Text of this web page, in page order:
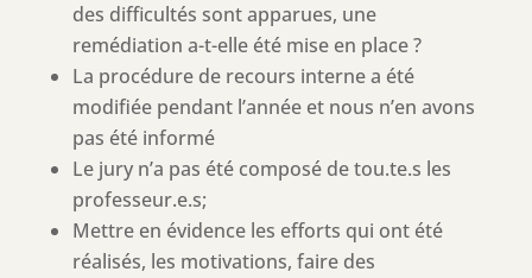
des difficultés sont apparues, une
remédiation a-t-elle été mise en place ?
La procédure de recours interne a été
modifiée pendant l’année et nous n’en avons
pas été informé
Le jury n’a pas été composé de tou.te.s les
professeur.e.s;
Mettre en évidence les efforts qui ont été
réalisés, les motivations, faire des